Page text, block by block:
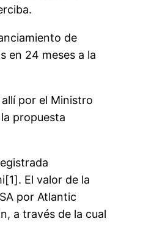
de
en 24 meses a la
por el Ministro
propuesta
El valor de la
por Atlantic
a través de la cual